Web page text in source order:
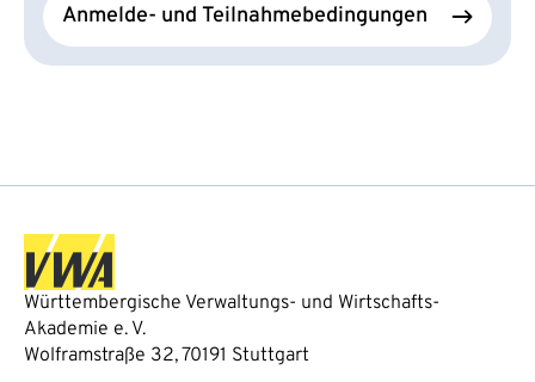
Anmelde- und Teilnahmebedingungen
Württembergische Verwaltungs- und Wirtschafts-
Akademie e. V.
Wolframstraße 32, 70191 Stuttgart